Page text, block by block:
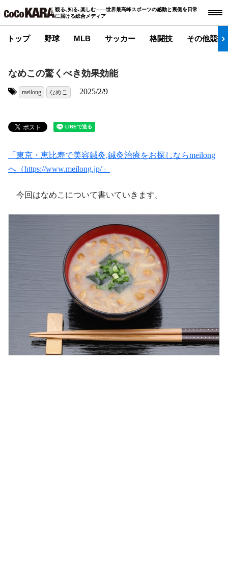
観る､知る､楽しむ――世界最高峰スポーツの感動と裏側を日常
に届ける総合メディア
トップ 野球 MLB サッカー 格闘技 その他競技
なめこの驚くべき効果効能
meilong なめこ 2025/2/9
「東京・恵比寿で美容鍼灸,鍼灸治療をお探しならmeilong
へ（https://www.meilong.jp/」
今回はなめこについて書いていきます。